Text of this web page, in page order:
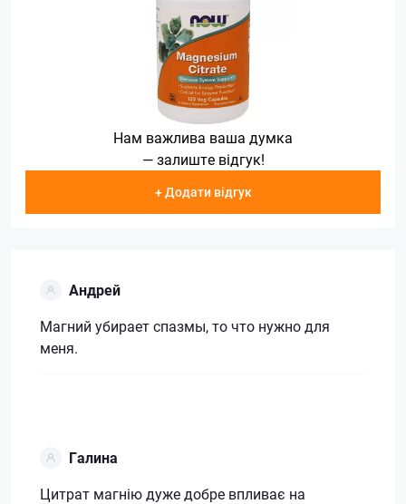
Нам важлива ваша думка
— залиште відгук!
+ Додати відгук
Андрей
Магний убирает спазмы, то что нужно для
меня.
Галина
Цитрат магнію дуже добре впливає на